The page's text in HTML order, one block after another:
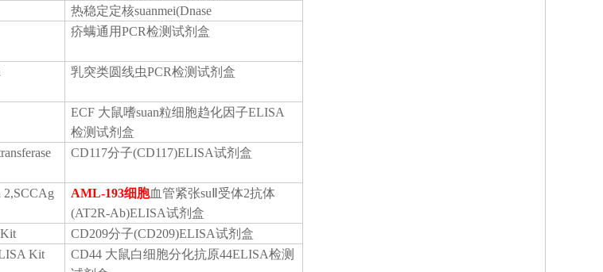
热稳定定核suanmei(Dnase
疥螨通用PCR检测试剂盒
乳突类圆线虫PCR检测试剂盒
ECF 大鼠嗜suan粒细胞趋化因子ELISA
检测试剂盒
CD117分子(CD117)ELISA试剂盒
2,SCCAg
AML-193细胞血管紧张suⅡ受体2抗体
(AT2R-Ab)ELISA试剂盒
Kit
CD209分子(CD209)ELISA试剂盒
Kit
CD44 大鼠白细胞分化抗原44ELISA检测